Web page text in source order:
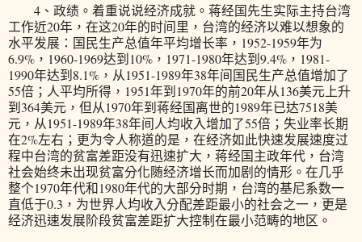
4、政绩。着重说说经济成就。蒋经国先生实际主持台湾
工作近20年，在这20年的时间里，台湾的经济以难以想象的
水平发展：国民生产总值年平均增长率，1952-1959年为
6.9%，1960-1969达到10%，1971-1980年达到9.4%，1981-
1990年达到8.1%，从1951-1989年38年间国民生产总值增加了
55倍；人平均所得，1951年到1970年的前20年从136美元上升
到364美元，但从1970年到蒋经国离世的1989年已达7518美
元，从1951-1989年38年间人均收入增加了55倍；失业率长期
在2%左右；更为令人称道的是，在经济如此快速发展速度过
程中台湾的贫富差距没有迅速扩大，蒋经国主政年代，台湾
社会始终未出现贫富分化随经济增长而加剧的情形。在几乎
整个1970年代和1980年代的大部分时期，台湾的基尼系数一
直低于0.3，为世界人均收入分配差距最小的社会之一，更是
经济迅速发展阶段贫富差距扩大控制在最小范畴的地区。